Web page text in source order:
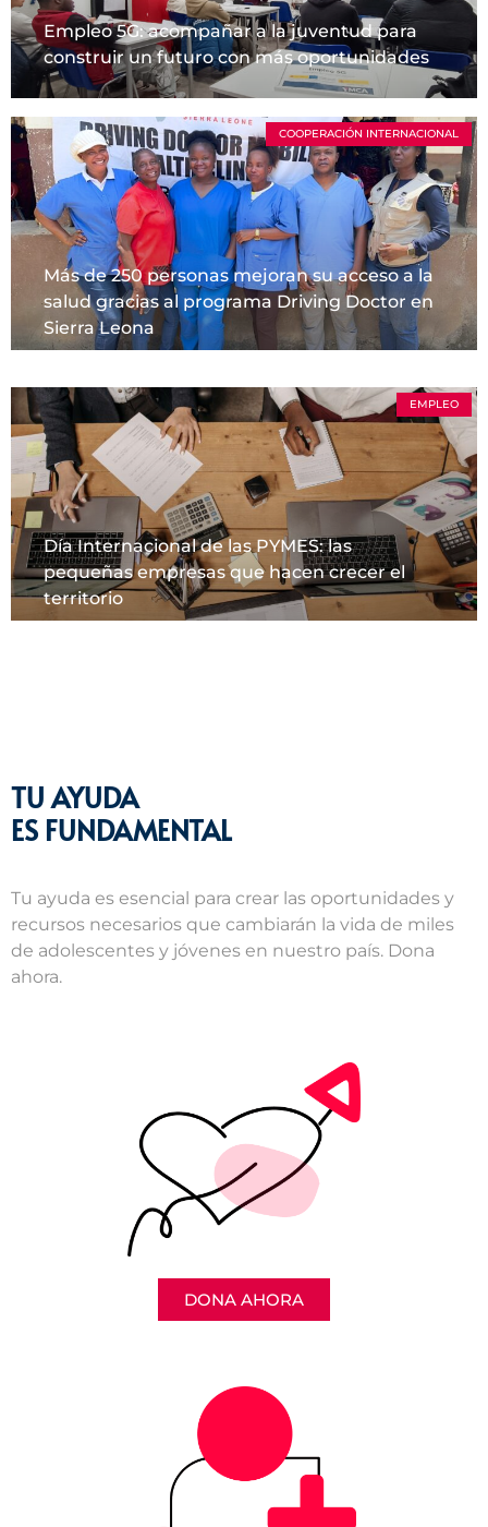
Empleo 5G: acompañar a la juventud para
construir un futuro con más oportunidades
COOPERACIÓN INTERNACIONAL
Más de 250 personas mejoran su acceso a la
salud gracias al programa Driving Doctor en
Sierra Leona
EMPLEO
Día Internacional de las PYMES: las
pequeñas empresas que hacen crecer el
territorio
TU AYUDA
ES FUNDAMENTAL
Tu ayuda es esencial para crear las oportunidades y
recursos necesarios que cambiarán la vida de miles
de adolescentes y jóvenes en nuestro país. Dona
ahora.
DONA AHORA